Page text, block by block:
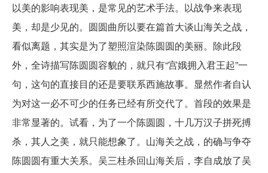
以美的影响表现美，是常见的艺术手法。以战争来表现
美，却是少见的。圆圆曲所以要在篇首大谈山海关之战，
看似离题，其实是为了塑照渲染陈圆圆的美丽。除此段
外，全诗描写陈圆圆容貌的，就只有“宫娥拥入君王起”一
句，这句的直接目的还是要联系西施故事。显然作者自认
为对这一必不可少的任务已经有所交代了。首段的效果是
非常显著的。试看，为了一个陈圆圆，十几万汉子拼死搏
杀，其人之美，就只能想象了。山海关之战，的确与争夺
陈圆圆有重大关系。吴三桂杀回山海关后，李自成放了吴